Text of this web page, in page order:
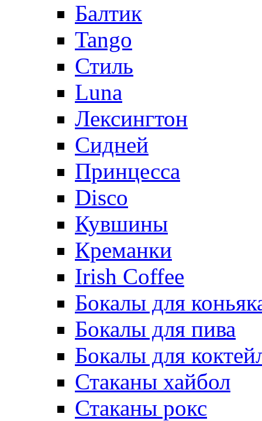
Балтик
Tango
Стиль
Luna
Лексингтон
Сидней
Принцесса
Disco
Кувшины
Креманки
Irish Coffee
Бокалы для
Бокалы для пива
Бокалы для
Стаканы хайбол
Стаканы рокс